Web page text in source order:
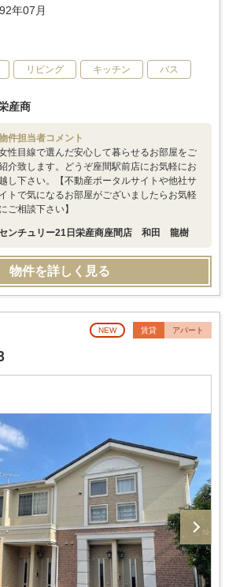
年07月
リビング キッチン バス
産商
件担当者コメント
性目線で選んだ安心して暮らせるお部屋をご
介致します。どうぞ座間駅前店にお気軽にお
越し下さい。【不動産ポータルサイトや他社サ
イトで気になるお部屋がございましたらお気軽
にご相談下さい】
ンチュリー21日栄産商座間店 和田 龍樹
物件を詳しく見る
NEW 賃貸 アパート